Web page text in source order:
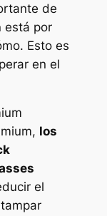
de
está por
Esto es
en el
los
el